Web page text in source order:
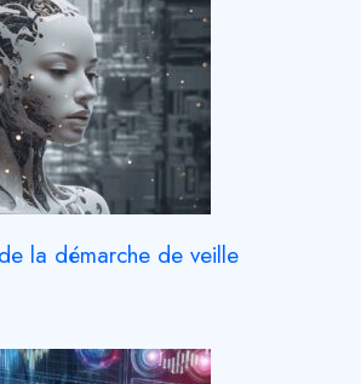
la démarche de veille